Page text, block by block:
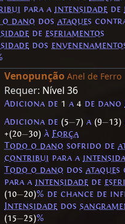
para a intensidade de
o dano dos ataques
de esfriamentos
dos
Venopunção Anel de Ferro
Requer: Nível 36
Adiciona de 1 a 4 de dano
Adiciona de (5—7) a (9—13)
+(20—30) à Força
Todo o dano sofrido de
contribui para a
Todo o dano dos ataques
para a intensidade de
(10—20)% de chance de
Intensidade dos
(15—25)%